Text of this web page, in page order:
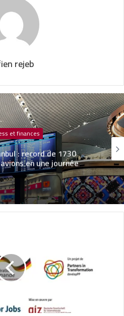
rejeb
et finances
Directeur Général
Tunisie